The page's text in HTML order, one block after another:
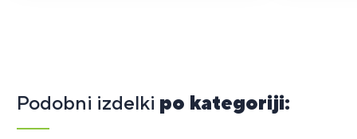
Podobni izdelki po kategoriji: